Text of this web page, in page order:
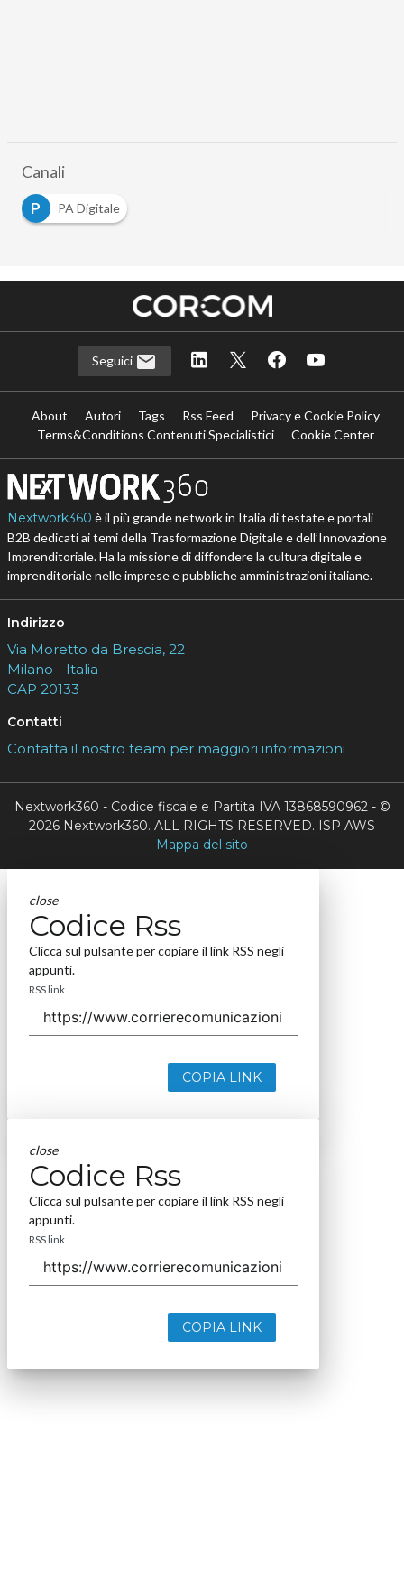
Canali
P
PA Digitale
Seguici
About Autori Tags Rss Feed
Privacy e Cookie Policy
Terms&Conditions Contenuti Specialistici
Cookie Center
Nextwork360 è il più grande network in Italia di testate e portali
B2B dedicati ai temi della Trasformazione Digitale e dell’Innovazione
Imprenditoriale. Ha la missione di diffondere la cultura digitale e
imprenditoriale nelle imprese e pubbliche amministrazioni italiane.
Indirizzo
Via Moretto da Brescia, 22
Milano - Italia
CAP 20133
Contatti
Contatta il nostro team per maggiori informazioni
Nextwork360 - Codice fiscale e Partita IVA 13868590962 - ©
2026 Nextwork360. ALL RIGHTS RESERVED. ISP AWS
Mappa del sito
close
Codice Rss
Clicca sul pulsante per copiare il link RSS negli
appunti.
RSS link
COPIA LINK
close
Codice Rss
Clicca sul pulsante per copiare il link RSS negli
appunti.
RSS link
COPIA LINK